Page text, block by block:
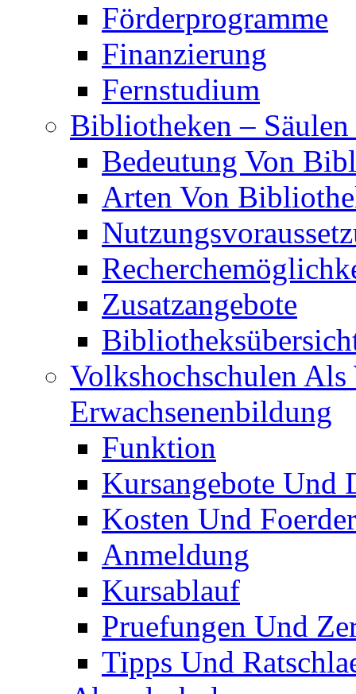
Förderprogramme
Finanzierung
Fernstudium
Bibliotheken – Säulen
Bedeutung Von
Arten Von
Zusatzangebote
Volkshochschulen
Erwachsenenbildung
Funktion
Kursangebote Und
Kosten Und
Anmeldung
Kursablauf
Pruefungen Und
Tipps Und